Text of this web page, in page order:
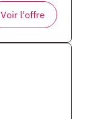
Voir l'offre